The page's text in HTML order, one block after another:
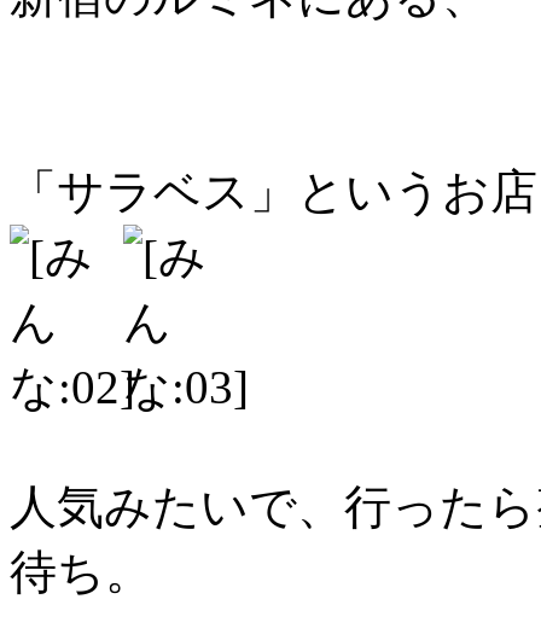
「サラベス」というお
人気みたいで、行った
待ち。